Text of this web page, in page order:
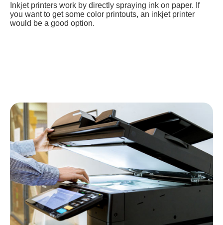
Inkjet printers work by directly spraying ink on paper. If
you want to get some color printouts, an inkjet printer
would be a good option.